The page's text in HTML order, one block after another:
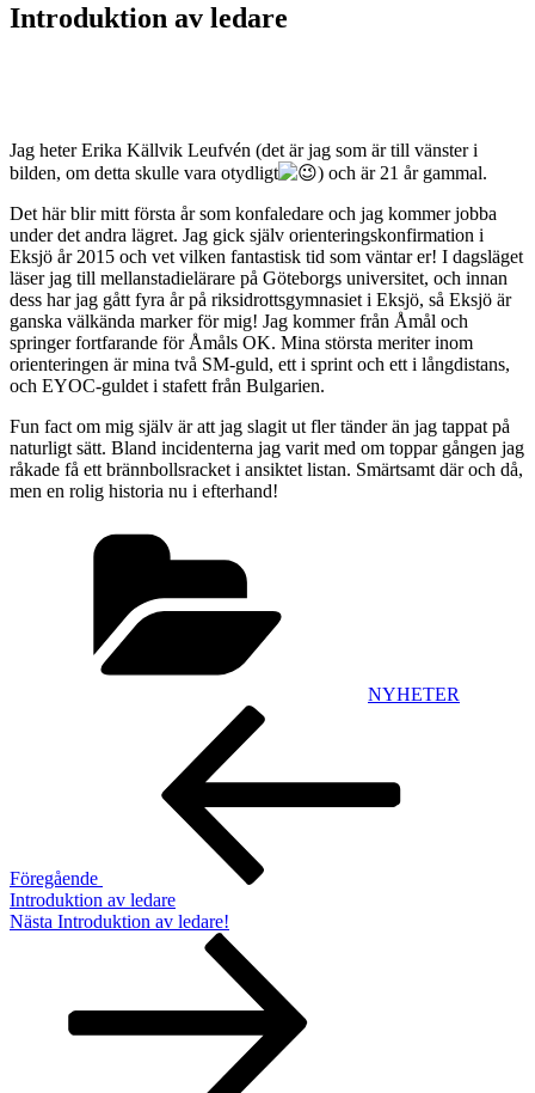
Introduktion av ledare
Jag heter Erika Källvik Leufvén (det är jag som är till vänster i
bilden, om detta skulle vara otydligt
) och är 21 år gammal.
Det här blir mitt första år som konfaledare och jag kommer jobba
under det andra lägret. Jag gick själv orienteringskonfirmation i
Eksjö år 2015 och vet vilken fantastisk tid som väntar er! I dagsläget
läser jag till mellanstadielärare på Göteborgs universitet, och innan
dess har jag gått fyra år på riksidrottsgymnasiet i Eksjö, så Eksjö är
ganska välkända marker för mig! Jag kommer från Åmål och
springer fortfarande för Åmåls OK. Mina största meriter inom
orienteringen är mina två SM-guld, ett i sprint och ett i långdistans,
och EYOC-guldet i stafett från Bulgarien.
Fun fact om mig själv är att jag slagit ut fler tänder än jag tappat på
naturligt sätt. Bland incidenterna jag varit med om toppar gången jag
råkade få ett brännbollsracket i ansiktet listan. Smärtsamt där och då,
men en rolig historia nu i efterhand!
NYHETER
Inläggsnavigering
Föregående
Introduktion av ledare
Nästa
Nästa Introduktion av ledare!